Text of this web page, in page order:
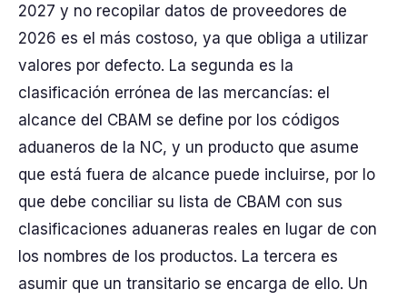
2027 y no recopilar datos de proveedores de
2026 es el más costoso, ya que obliga a utilizar
valores por defecto. La segunda es la
clasificación errónea de las mercancías: el
alcance del CBAM se define por los códigos
aduaneros de la NC, y un producto que asume
que está fuera de alcance puede incluirse, por lo
que debe conciliar su lista de CBAM con sus
clasificaciones aduaneras reales en lugar de con
los nombres de los productos. La tercera es
asumir que un transitario se encarga de ello. Un